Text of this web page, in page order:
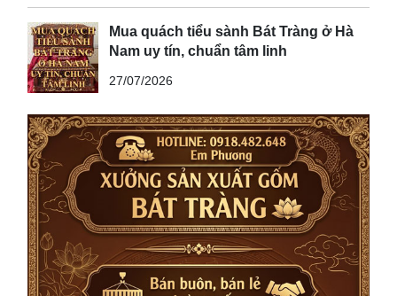
Mua quách tiểu sành Bát Tràng ở Hà
Nam uy tín, chuẩn tâm linh
27/07/2026